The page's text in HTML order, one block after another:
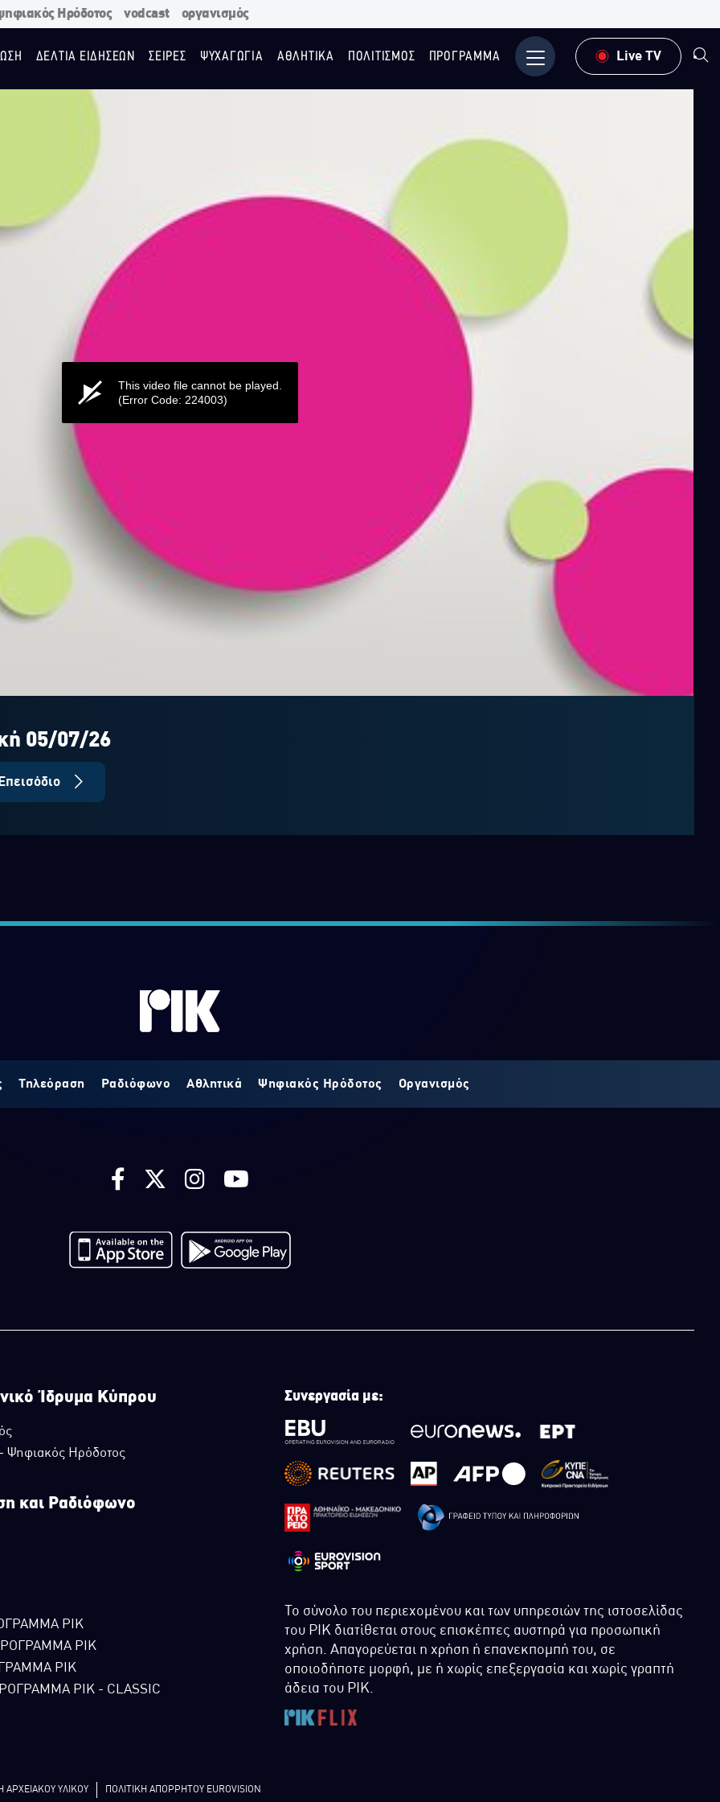
Ηρόδοτος vodcast οργανισμός
ΔΕΛΤΙΑ ΕΙΔΗΣΕΩΝ ΣΕΙΡΕΣ ΨΥΧΑΓΩΓΙΑ ΑΘΛΗΤΙΚΑ ΠΟΛΙΤΙΣΜΟΣ ΠΡΟΓΡΑΜΜΑ Μενού Live TV
This video file cannot be played.
(Error Code: 224003)
05/07/26
Τηλεόραση Ραδιόφωνο Αθλητικά Ψηφιακός Ηρόδοτος Οργανισμός
Ίδρυμα Κύπρου
Ψηφιακός Ηρόδοτος
και Ραδιόφωνο
ΡΙΚ
ΡΙΚ
ΡΙΚ
ΡΙΚ - CLASSIC
Συνεργασία με:
Το σύνολο του περιεχομένου και των υπηρεσιών της ιστοσελίδας
του ΡΙΚ διατίθεται στους επισκέπτες αυστηρά για προσωπική
χρήση. Απαγορεύεται η χρήση ή επανεκπομπή του, σε
οποιοδήποτε μορφή, με ή χωρίς επεξεργασία και χωρίς γραπτή
άδεια του ΡΙΚ.
ΑΡΧΕΙΑΚΟΥ ΥΛΙΚΟΥ ΠΟΛΙΤΙΚΗ ΑΠΟΡΡΗΤΟΥ EUROVISION